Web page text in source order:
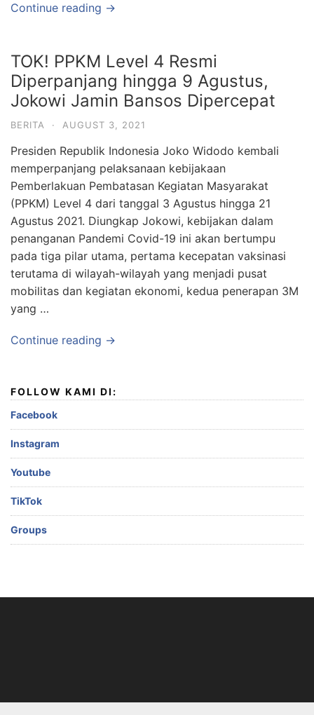
Continue reading →
TOK! PPKM Level 4 Resmi
Diperpanjang hingga 9 Agustus,
Jokowi Jamin Bansos Dipercepat
BERITA · AUGUST 3, 2021
Presiden Republik Indonesia Joko Widodo kembali
memperpanjang pelaksanaan kebijakaan
Pemberlakuan Pembatasan Kegiatan Masyarakat
(PPKM) Level 4 dari tanggal 3 Agustus hingga 21
Agustus 2021. Diungkap Jokowi, kebijakan dalam
penanganan Pandemi Covid-19 ini akan bertumpu
pada tiga pilar utama, pertama kecepatan vaksinasi
terutama di wilayah-wilayah yang menjadi pusat
mobilitas dan kegiatan ekonomi, kedua penerapan 3M
yang …
Continue reading →
FOLLOW KAMI DI:
Facebook
Instagram
Youtube
TikTok
Groups